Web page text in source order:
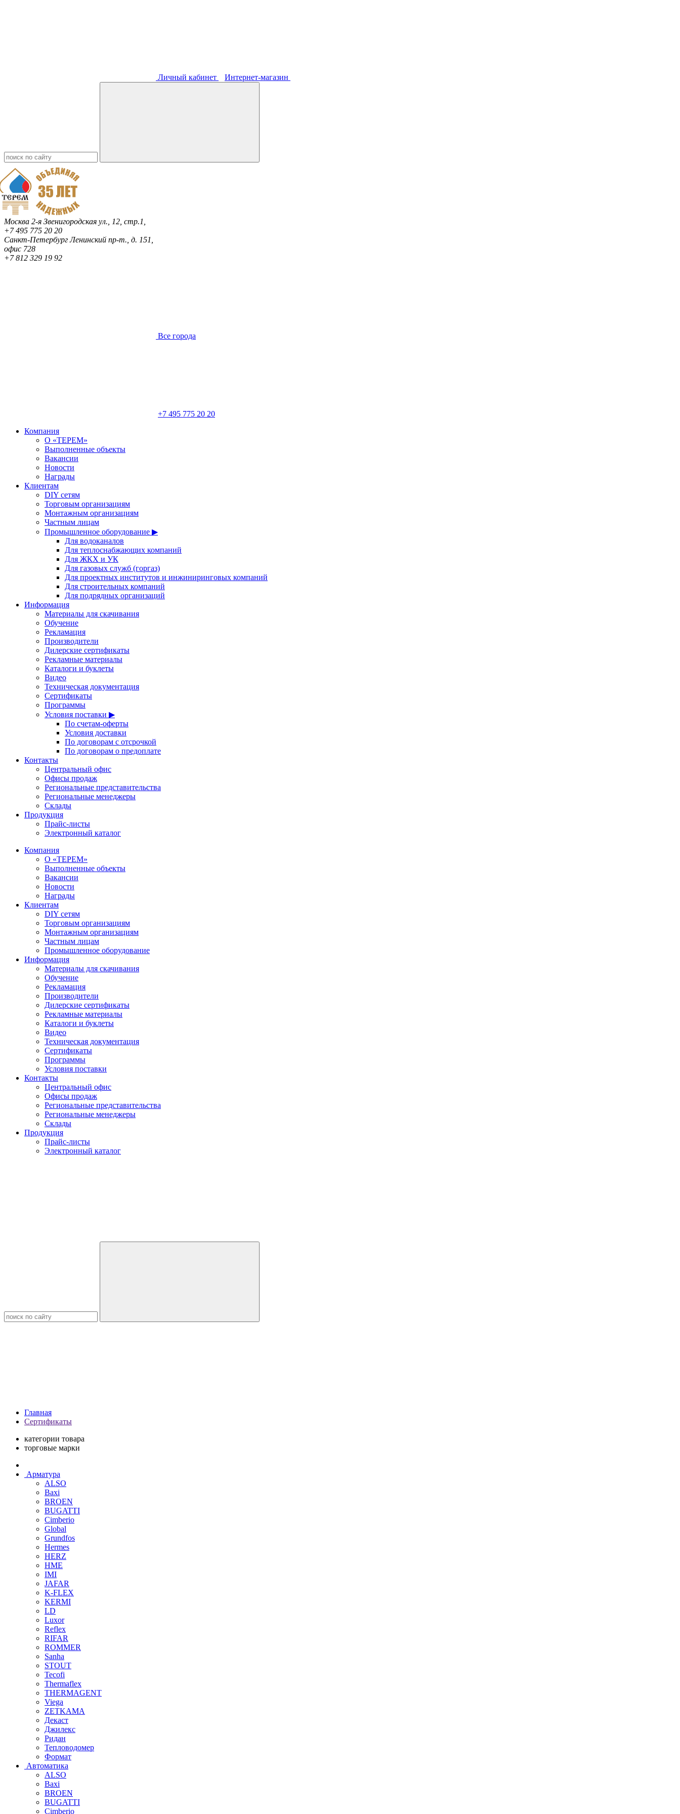
Личный кабинет Интернет-магазин
Москва 2-я Звенигородская ул., 12, стр.1,
+7 495 775 20 20
Санкт-ПетербургЛенинский пр-т., д. 151,
офис 728
+7 812 329 19 92
Все города
+7 495 775 20 20
Компания
О «ТЕРЕМ»
Выполненные объекты
Вакансии
Новости
Награды
Клиентам
DIY сетям
Торговым организациям
Монтажным организациям
Частным лицам
Промышленное оборудование ▶
Для водоканалов
Для теплоснабжающих компаний
Для ЖКХ и УК
Для газовых служб (горгаз)
Для проектных институтов и инжиниринговых компаний
Для строительных компаний
Для подрядных организаций
Информация
Материалы для скачивания
Обучение
Рекламация
Производители
Дилерские сертификаты
Рекламные материалы
Каталоги и буклеты
Видео
Техническая документация
Сертификаты
Программы
Условия поставки ▶
По счетам-оферты
Условия доставки
По договорам с отсрочкой
По договорам о предоплате
Контакты
Центральный офис
Офисы продаж
Региональные представительства
Региональные менеджеры
Склады
Продукция
Прайс-листы
Электронный каталог
Компания
О «ТЕРЕМ»
Выполненные объекты
Вакансии
Новости
Награды
Клиентам
DIY сетям
Торговым организациям
Монтажным организациям
Частным лицам
Промышленное оборудование
Информация
Материалы для скачивания
Обучение
Рекламация
Производители
Дилерские сертификаты
Рекламные материалы
Каталоги и буклеты
Видео
Техническая документация
Сертификаты
Программы
Условия поставки
Контакты
Центральный офис
Офисы продаж
Региональные представительства
Региональные менеджеры
Склады
Продукция
Прайс-листы
Электронный каталог
Главная
Сертификаты
категории товара
торговые марки
Арматура
ALSO
Baxi
BROEN
BUGATTI
Cimberio
Global
Grundfos
Hermes
HERZ
HME
IMI
JAFAR
K-FLEX
KERMI
LD
Luxor
Reflex
RIFAR
ROMMER
Sanha
STOUT
Tecofi
Thermaflex
THERMAGENT
Viega
ZETKAMA
Декаст
Джилекс
Ридан
Тепловодомер
Формат
Автоматика
ALSO
Baxi
BROEN
BUGATTI
Cimberio